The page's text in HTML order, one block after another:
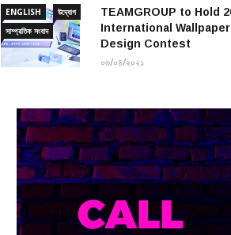
ENGLISH
উদ্যোগ
সাম্প্রতিক সংবাদ
TEAMGROUP to Hold
International Wallpaper
Design Contest
০৬/০৪/২০২১